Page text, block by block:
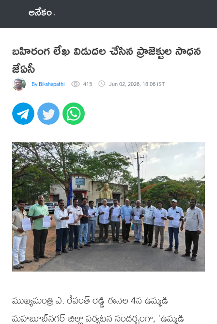
అనేకం
బహిరంగ లేఖ విడుదల చేసిన ప్రాజెక్టుల సాధన
జేఏసీ
By Bikshapathi 415 Jun 02, 2026, 18:06 IST
ముఖ్యమంత్రి ఎ. రేవంత్ రెడ్డి ఈనెల 4న ఉమ్మడి
మహబూబ్‌నగర్ జిల్లా పర్యటన సందర్భంగా, 'ఉమ్మడి